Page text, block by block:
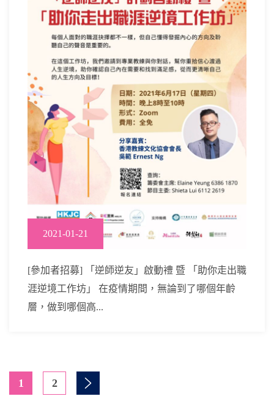
2021-01-21
[參加者招募] 「逆師逆友」啟動禮 暨 「助你走出職
涯逆境工作坊」 在疫情期間，無論到了哪個年齡
層，做到哪個高...
1 2